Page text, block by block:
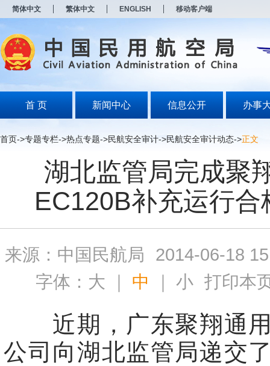
简体中文 繁体中文 ENGLISH 移动客户端
首 页 新闻中心 信息公开 办事
首页->专题专栏->热点专题->民航安全审计->民航安全审计动态->正文
湖北监管局完成聚
EC120B补充运行合
来源：中国民航局
2014-06-18
字体： 大 ｜ 中 ｜小 打印本
近期，广东聚翔通用
公司向湖北监管局递交
打
开
无
障
说
按
Alt
盲
式